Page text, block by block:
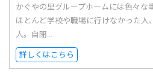
かぐやの里グループホームには色々な
ほとんど学校や職場に行けなかった人
人。自閉...
詳しくはこちら